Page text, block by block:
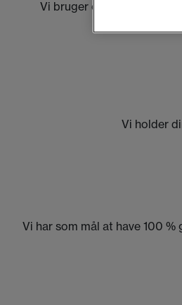
Vi bruger og behandler
Vi holder
Vi har som mål at have 100